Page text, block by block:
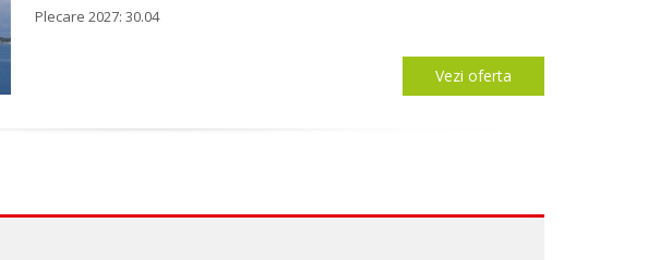
Plecare 2027: 30.04
Vezi oferta